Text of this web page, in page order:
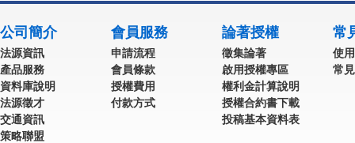
公司簡介
法源資訊
產品服務
資料庫說明
法源徵才
交通資訊
策略聯盟
會員服務
申請流程
會員條款
授權費用
付款方式
論著授權
徵集論著
啟用授權專區
權利金計算說明
授權合約書下載
投稿基本資料表
常
使
常